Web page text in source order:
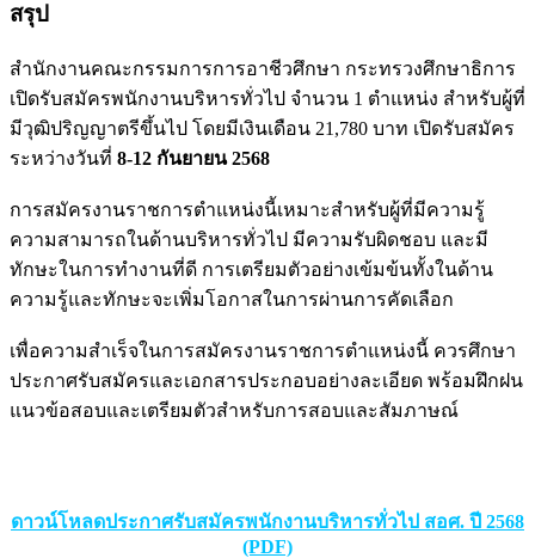
สรุป
สำนักงานคณะกรรมการการอาชีวศึกษา กระทรวงศึกษาธิการ
เปิดรับสมัครพนักงานบริหารทั่วไป จำนวน 1 ตำแหน่ง สำหรับผู้ที่
มีวุฒิปริญญาตรีขึ้นไป โดยมีเงินเดือน 21,780 บาท เปิดรับสมัคร
ระหว่างวันที่ 8-12 กันยายน 2568
การสมัครงานราชการตำแหน่งนี้เหมาะสำหรับผู้ที่มีความรู้
ความสามารถในด้านบริหารทั่วไป มีความรับผิดชอบ และมี
ทักษะในการทำงานที่ดี การเตรียมตัวอย่างเข้มข้นทั้งในด้าน
ความรู้และทักษะจะเพิ่มโอกาสในการผ่านการคัดเลือก
เพื่อความสำเร็จในการสมัครงานราชการตำแหน่งนี้ ควรศึกษา
ประกาศรับสมัครและเอกสารประกอบอย่างละเอียด พร้อมฝึกฝน
แนวข้อสอบและเตรียมตัวสำหรับการสอบและสัมภาษณ์
ดาวน์โหลดประกาศรับสมัครพนักงานบริหารทั่วไป สอศ. ปี 2568
(PDF)